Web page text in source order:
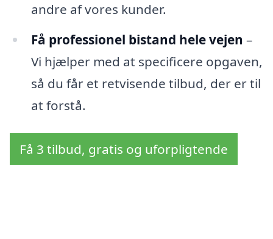
andre af vores kunder.
Få professionel bistand hele vejen –
Vi hjælper med at specificere opgaven,
så du får et retvisende tilbud, der er til
at forstå.
Få 3 tilbud, gratis og uforpligtende